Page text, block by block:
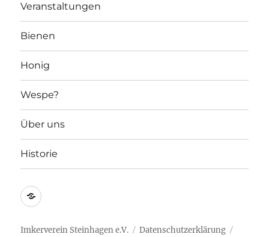
Veranstaltungen
Bienen
Honig
Wespe?
Über uns
Historie
Die
in
Imkerverein Steinhagen e.V. Datenschutzerklärung